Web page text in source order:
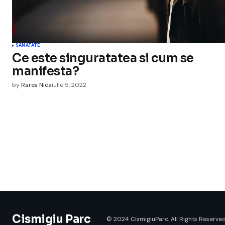
SANATATE
Ce este singuratatea si cum se
manifesta?
byRares Nicaiulie 5, 2022
Cismigiu Parc © 2024 CismigiuParc. All Rights